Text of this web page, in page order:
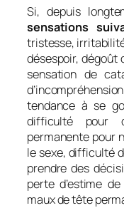
Si, depuis
sensations
tristesse,
désespoir, dégoût
sensation de
tendance à se
difficulté pour
permanente pour
le sexe, difficulté
prendre des
perte d’estime de
maux de tête